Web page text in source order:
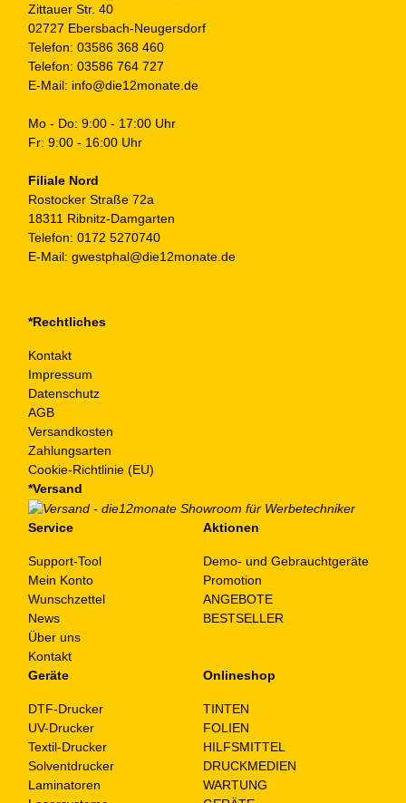
Zittauer Str. 40
02727 Ebersbach-Neugersdorf
Telefon: 03586 368 460
Telefon: 03586 764 727
E-Mail: info@die12monate.de
Mo - Do: 9:00 - 17:00 Uhr
Fr: 9:00 - 16:00 Uhr
Filiale Nord
Rostocker Straße 72a
18311 Ribnitz-Damgarten
Telefon: 0172 5270740
E-Mail: gwestphal@die12monate.de
*Rechtliches
Kontakt
Impressum
Datenschutz
AGB
Versandkosten
Zahlungsarten
Cookie-Richtlinie (EU)
*Versand
Service
Support-Tool
Mein Konto
Wunschzettel
News
Über uns
Kontakt
Aktionen
Demo- und Gebrauchtgeräte
Promotion
ANGEBOTE
BESTSELLER
Geräte
DTF-Drucker
UV-Drucker
Textil-Drucker
Solventdrucker
Laminatoren
Onlineshop
TINTEN
FOLIEN
HILFSMITTEL
DRUCKMEDIEN
WARTUNG